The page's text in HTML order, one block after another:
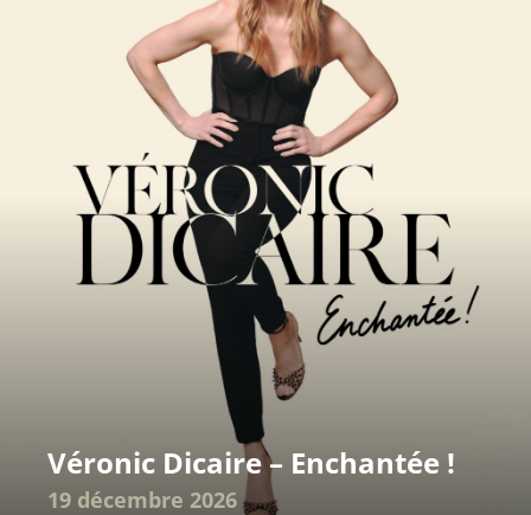
Véronic Dicaire – Enchantée !
19 décembre 2026